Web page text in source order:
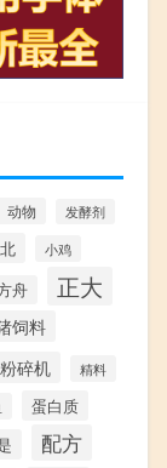
动物 发酵剂
小鸡
舟 正大
饲料
粉碎机
精料
蛋白质
配方